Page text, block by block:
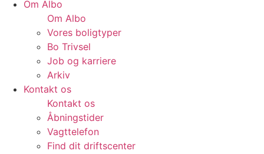
Om Albo
Om Albo
Vores boligtyper
Bo Trivsel
Job og karriere
Arkiv
Kontakt os
Kontakt os
Åbningstider
Vagttelefon
Find dit driftscenter